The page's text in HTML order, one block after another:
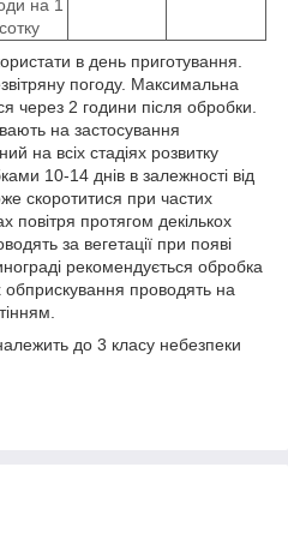
на 1
сотку
в день приготування.
погоду. Максимальна
через 2 години після обробки.
на застосування
на всіх стадіях розвитку
10-14 днів в залежності від
скоротитися при частих
повітря протягом декількох
за вегетації при появі
рекомендується обробка
обприскування проводять на
до 3 класу небезпеки